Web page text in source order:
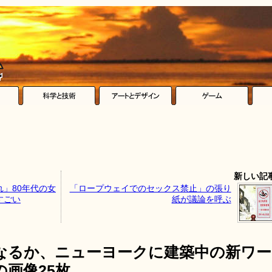
」80年代の女
ごい
新しい記
「ロープウェイでのセックス禁止」の張り
紙が議論を呼ぶ
か、ニューヨークに建築中の新ワー